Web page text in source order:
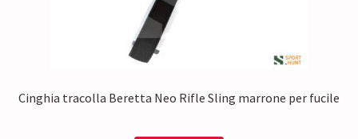
Cinghia tracolla Beretta Neo Rifle Sling marrone per fucile